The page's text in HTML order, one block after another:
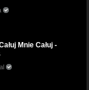
Mnie Całuj -